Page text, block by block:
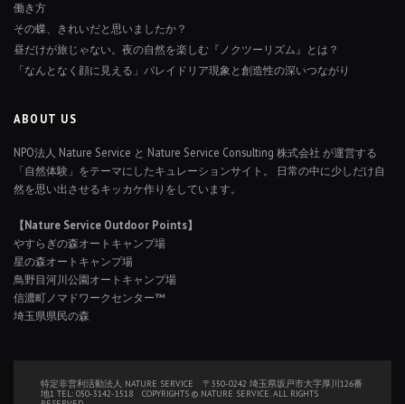
働き方
その蝶、きれいだと思いましたか？
昼だけが旅じゃない。夜の自然を楽しむ『ノクツーリズム』とは？
「なんとなく顔に見える」パレイドリア現象と創造性の深いつながり
ABOUT US
NPO法人 Nature Service と Nature Service Consulting 株式会社 が運営する
「自然体験」をテーマにしたキュレーションサイト。 日常の中に少しだけ自
然を思い出させるキッカケ作りをしています。
【Nature Service Outdoor Points】
やすらぎの森オートキャンプ場
星の森オートキャンプ場
鳥野目河川公園オートキャンプ場
信濃町ノマドワークセンター™
埼玉県県民の森
特定非営利活動法人 NATURE SERVICE 〒350-0242 埼玉県坂戸市大字厚川126番
地1 TEL: 050-3142-1518 COPYRIGHTS © NATURE SERVICE. ALL RIGHTS